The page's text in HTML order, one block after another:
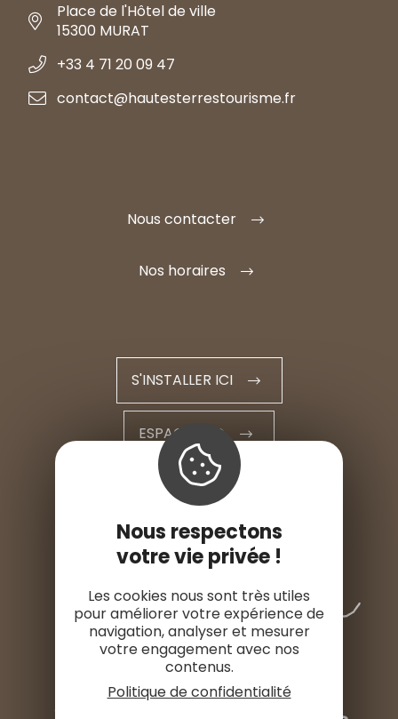
Place de l'Hôtel de ville
15300 MURAT
+33 4 71 20 09 47
contact@hautesterrestourisme.fr
Nous contacter
Nos horaires
S'INSTALLER ICI
ESPACE PRO
ESPACE PRESSE
Nous respectons
votre vie privée !
Les cookies nous sont très utiles
pour améliorer votre expérience de
navigation, analyser et mesurer
votre engagement avec nos
contenus.
Politique de confidentialité